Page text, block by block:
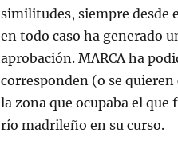
similitudes, siempre desde
en todo caso ha generado
aprobación. MARCA ha
corresponden (o se
la zona que ocupaba el que
río madrileño en su curso.